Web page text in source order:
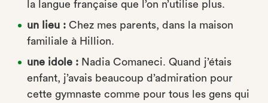
la langue française que l’on n’utilise plus.
un lieu : Chez mes parents, dans la maison
familiale à Hillion.
une idole : Nadia Comaneci. Quand j’étais
enfant, j’avais beaucoup d’admiration pour
cette gymnaste comme pour tous les gens qui